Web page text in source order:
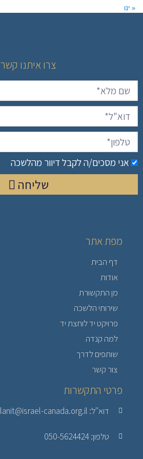
« ינו
צרו איתנו קשר
אני מסכים/ה לקבל דיוור מהלשכה
שליחה
מפת אתר
דף הבית
אודות
מן התקשורת
שירותי הלשכה
פרויקט יד לוחצת יד
למה קנדה
שותפים לדרך
צור קשר
פרטי התקשרות
דוא"ל: ilanit@israel-canada.org.il
טלפון: 050-5624424